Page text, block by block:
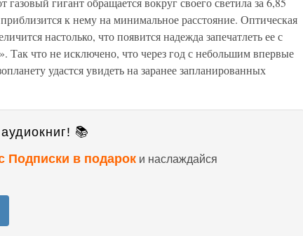
к нему на минимальное расстояние. Оптическая
настолько, что появится надежда запечатлеть ее с
что не исключено, что через год с небольшим впервые
удастся увидеть на заранее запланированных
📚
Подписки в подарок и наслаждайся